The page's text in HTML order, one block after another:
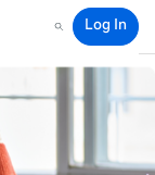
Search
Log In